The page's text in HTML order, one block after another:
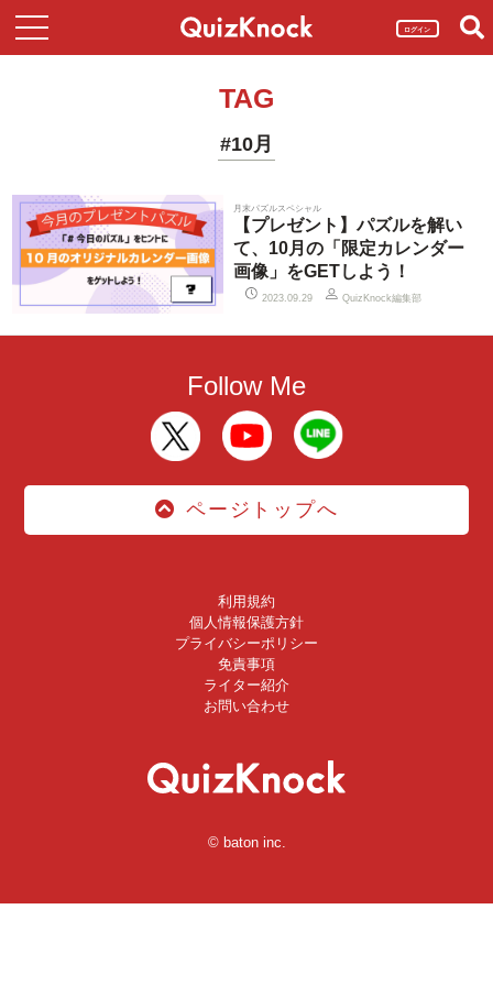
ログイン
TAG
#10月
月末パズルスペシャル
【プレゼント】パズルを解い
て、10月の「限定カレンダー
画像」をGETしよう！
2023.09.29 QuizKnock編集部
Follow Me
ページトップへ
利用規約
個人情報保護方針
プライバシーポリシー
免責事項
ライター紹介
お問い合わせ
© baton inc.